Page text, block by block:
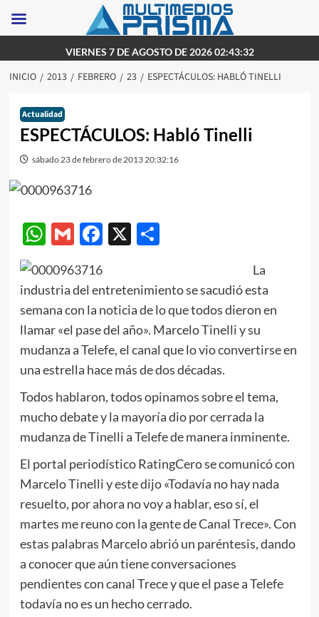
al
contenido
VIERNES 7 DE AGOSTO DE 2026 02:43:32
INICIO 2013 FEBRERO 23 ESPECTÁCULOS: HABLÓ TINELLI
Actualidad
ESPECTÁCULOS: Habló Tinelli
sábado 23 de febrero de 2013 20:32:16
WhatsApp
GmailFacebook
X Compartir
La
industria del entretenimiento se sacudió esta
semana con la noticia de lo que todos dieron en
llamar «el pase del año». Marcelo Tinelli y su
mudanza a Telefe, el canal que lo vio convertirse en
una estrella hace más de dos décadas.
Todos hablaron, todos opinamos sobre el tema,
mucho debate y la mayoría dio por cerrada la
mudanza de Tinelli a Telefe de manera inminente.
El portal periodístico RatingCero se comunicó con
Marcelo Tinelli y este dijo «Todavía no hay nada
resuelto, por ahora no voy a hablar, eso sí, el
martes me reuno con la gente de Canal Trece». Con
estas palabras Marcelo abrió un paréntesis, dando
a conocer que aún tiene conversaciones
pendientes con canal Trece y que el pase a Telefe
todavía no es un hecho cerrado.